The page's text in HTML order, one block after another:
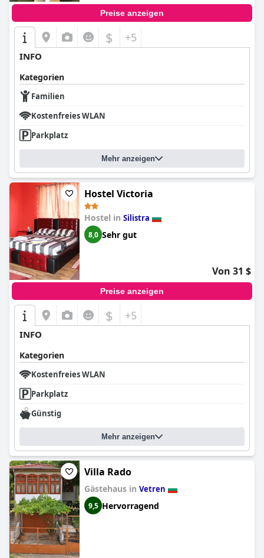
Preise anzeigen
$ +5
INFO
Kategorien
Familien
Kostenfreies WLAN
Parkplatz
Mehr anzeigen
Hostel Victoria
Hostel in Silistra
8,0 Sehr gut
Von 31 $
Preise anzeigen
$ +5
INFO
Kategorien
Kostenfreies WLAN
Parkplatz
Günstig
Mehr anzeigen
Villa Rado
Gästehaus in Vetren
9,5 Hervorragend